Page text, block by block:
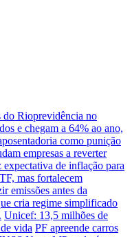
do Rioprevidência no
e chegam a 64% ao ano,
como punição
empresas a reverter
de inflação para
mas fortalecem
emissões antes da
cria regime simplificado
Unicef: 13,5 milhões de
vida PF apreende carros